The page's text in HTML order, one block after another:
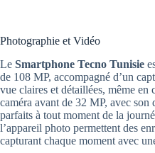
Photographie et Vidéo
Le Smartphone Tecno Tunisie
de 108 MP, accompagné d’un
vue claires et détaillées, même
caméra avant de 32 MP, avec son
parfaits à tout moment de la
l’appareil photo permettent des
capturant chaque moment avec